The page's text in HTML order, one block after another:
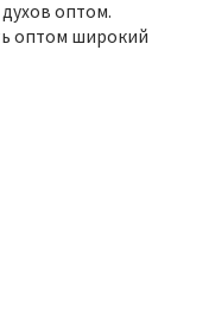
оптом.
оптом широкий